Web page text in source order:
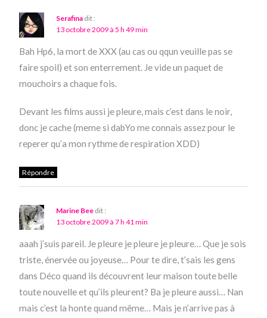
Serafina dit :
13 octobre 2009 à 5 h 49 min
Bah Hp6, la mort de XXX (au cas ou qqun veuille pas se
faire spoil) et son enterrement. Je vide un paquet de
mouchoirs a chaque fois.
Devant les films aussi je pleure, mais c’est dans le noir,
donc je cache (meme si dabYo me connais assez pour le
reperer qu’a mon rythme de respiration XDD)
Répondre
Marine Bee dit :
13 octobre 2009 à 7 h 41 min
aaah j’suis pareil. Je pleure je pleure je pleure… Que je sois
triste, énervée ou joyeuse… Pour te dire, t’sais les gens
dans Déco quand ils découvrent leur maison toute belle
toute nouvelle et qu’ils pleurent? Ba je pleure aussi… Nan
mais c’est la honte quand même… Mais je n’arrive pas à